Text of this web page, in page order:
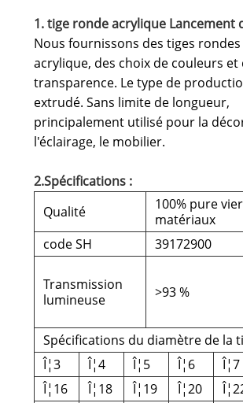
1. tige ronde acrylique Lancement
Nous fournissons des tiges rondes
acrylique, des choix de couleurs et
transparence. Le type de
extrudé. Sans limite de longueur,
principalement utilisé pour la
l'éclairage, le mobilier.
2.Spécifications :
Qualité
100% pure
matériaux
code SH
39172900
Transmission
lumineuse
>93 %
Spécifications du diamètre de la
Î¦3
Î¦4 Î¦5 Î¦6 Î¦7
Î¦16
Î¦18 Î¦19 Î¦20